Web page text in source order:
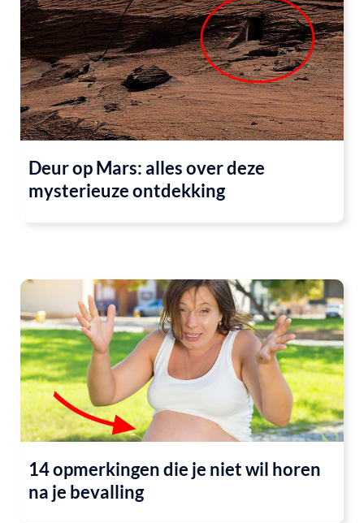
Deur op Mars: alles over deze
mysterieuze ontdekking
14 opmerkingen die je niet wil horen
na je bevalling